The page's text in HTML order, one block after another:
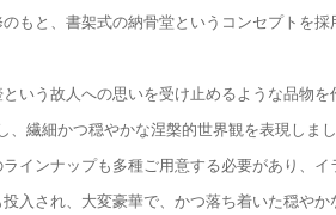
と、書架式の納骨堂というコンセプトを
う故人への思いを受け止めるような品物を
繊細かつ穏やかな涅槃的世界観を表現しま
ンナップも多種ご用意する必要があり、イ
され、大変豪華で、かつ落ち着いた穏やか